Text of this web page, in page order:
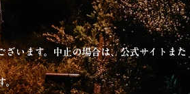
います。中止の場合は、公式サイトまた
。